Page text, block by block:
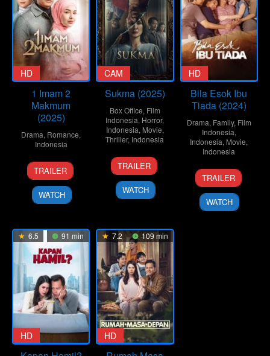
HD
1 Imam 2
Makmum
(2025)
Drama, Romance,
Indonesia
16
Jan
2025
Key
Mangunsong
TRAILER
WATCH
CAM
Sukma (2025)
Box Office, Film
Indonesia, Horror,
Indonesia, Movie,
Thriller, Indonesia
10
Sep
2025
Baim
Wong
TRAILER
WATCH
HD
Bila Esok Ibu
Tiada (2024)
Drama, Family, Film
Indonesia,
Indonesia, Movie,
Indonesia
14
Nov
2024
Rudi
Soedjarwo
TRAILER
WATCH
6.5 91 min
HD
7.2 109 min
HD